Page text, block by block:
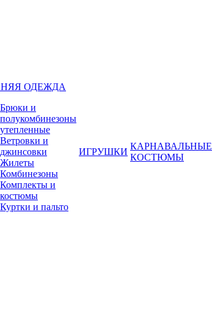
ОДЕЖДА
Брюки и
полукомбинезоны
утепленные
Ветровки и
джинсовки
Жилеты
Комбинезоны
Комплекты и
костюмы
Куртки и пальто
ИГРУШКИ
КАРНАВАЛЬНЫЕ
КОСТЮМЫ